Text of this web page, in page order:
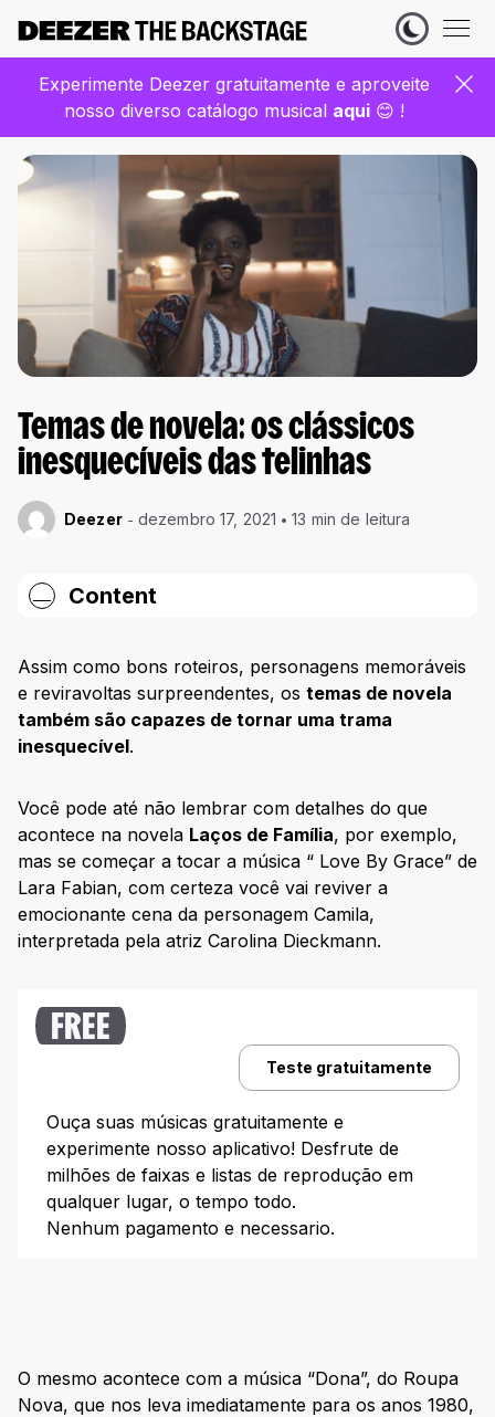
Experimente Deezer gratuitamente e aproveite
nosso diverso catálogo musical aqui 😊 !
Temas de novela: os clássicos
inesquecíveis das telinhas
Deezer dezembro 17, 2021 13 min de leitura
Content
Temas de novela que marcaram épocas
Temas de novelas anos 1980
Roque Santeiro (1985)
Temas de novelas anos 1990
A História de Ana Raio e Zé Trovão (1990)
Pantanal (1990)
O Rei do Gado (1996)
Mulheres de Areia (1993)
Temas de novelas anos 2000
Laços de Família (2000)
Canavial de Paixões (2003)
Temas de novela mexicana
Usurpadora (1998)
Chiquititas (2013)
Assim como bons roteiros, personagens memoráveis
e reviravoltas surpreendentes, os temas de novela
também são capazes de tornar uma trama
inesquecível.
Você pode até não lembrar com detalhes do que
acontece na novela Laços de Família, por exemplo,
mas se começar a tocar a música “ Love By Grace” de
Lara Fabian, com certeza você vai reviver a
emocionante cena da personagem Camila,
interpretada pela atriz Carolina Dieckmann.
FREE
Teste gratuitamente
Ouça suas músicas gratuitamente e
experimente nosso aplicativo! Desfrute de
milhões de faixas e listas de reprodução em
qualquer lugar, o tempo todo.
Nenhum pagamento e necessario.
O mesmo acontece com a música “Dona”, do Roupa
Nova, que nos leva imediatamente para os anos 1980,